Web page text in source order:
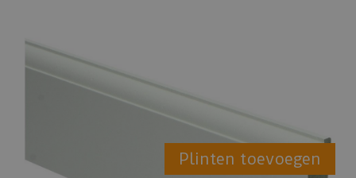
Plinten toevoegen